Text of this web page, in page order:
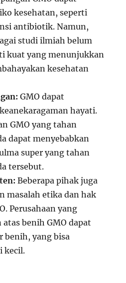
kesehatan, seperti
antibiotik. Namun,
studi ilmiah belum
kuat yang menunjukkan
kesehatan
GMO dapat
hayati.
GMO yang tahan
dapat menyebabkan
super yang tahan
tersebut.
Beberapa pihak juga
masalah etika dan hak
Perusahaan yang
benih GMO dapat
benih, yang bisa
kecil.